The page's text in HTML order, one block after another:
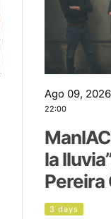
Ago 09, 2026
22:00
la
3 days